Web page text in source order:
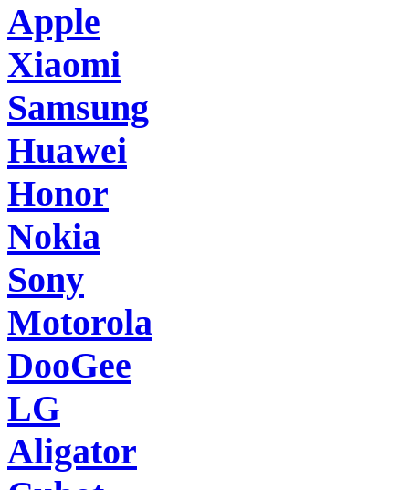
Apple
Xiaomi
Samsung
Huawei
Honor
Nokia
Sony
Motorola
DooGee
LG
Aligator